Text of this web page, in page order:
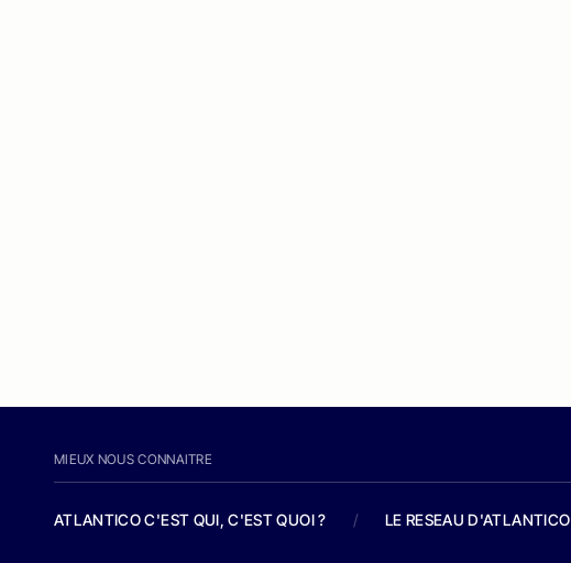
MIEUX NOUS CONNAITRE
ATLANTICO C'EST QUI, C'EST QUOI ? / LE RESEAU D'ATLANTICO